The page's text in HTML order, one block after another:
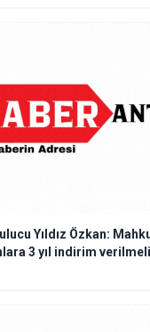
Yıldız Özkan:
3 yıl indirim verilmeli